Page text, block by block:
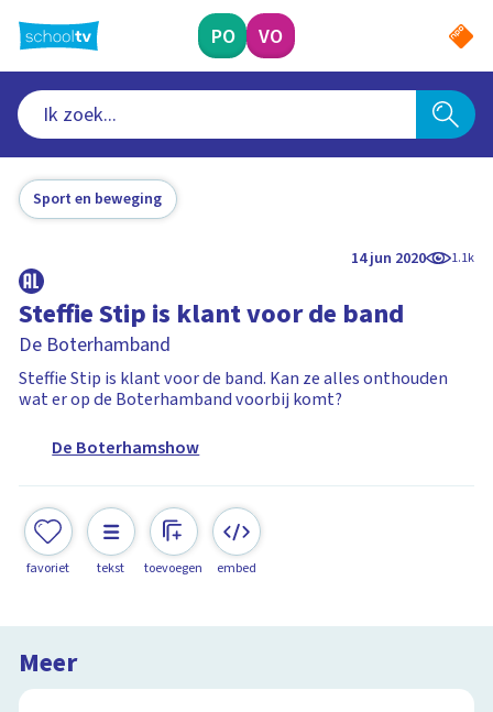
naar
hoofdinhoud
PO VO
Sport en beweging
14 jun 2020 1.1k
Steffie Stip is klant voor de band
De Boterhamband
Steffie Stip is klant voor de band. Kan ze alles onthouden
wat er op de Boterhamband voorbij komt?
De Boterhamshow
favoriet tekst toevoegen embed
Meer